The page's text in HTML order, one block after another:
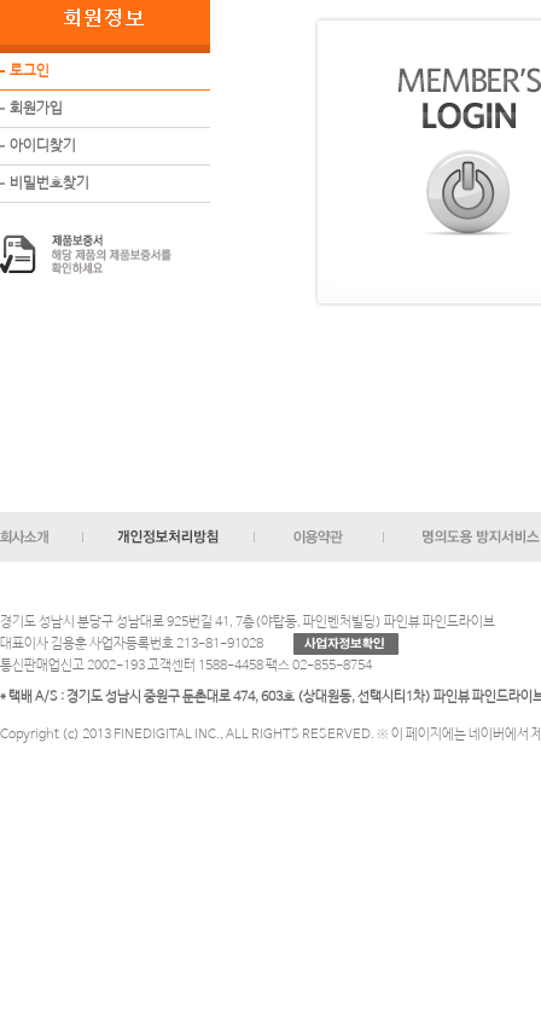
로그인
회원가입
아이디찾기
비밀번호찾기
경기도 성남시 분당구 성남대로 925번길 41, 7층(야탑동, 파인벤처빌딩) 파인뷰 파인드라이브
대표이사 김용훈 사업자등록번호 213-81-91028
통신판매업신고 2002-193 고객센터 1588-4458 팩스 02-855-8754
* 택배 A/S : 경기도 성남시 중원구 둔촌대로 474, 603호 (상대원동, 선택시티1차) 파인뷰 파인드라이
Copyright (c) 2013 FINEDIGITAL INC., ALL RIGHTS RESERVED. ※ 이 페이지에는 네이버에서